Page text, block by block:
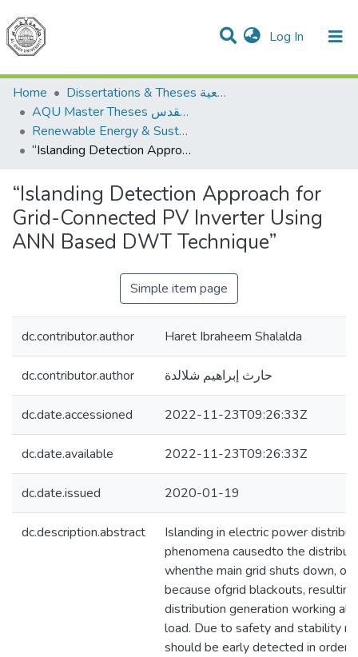
Log In (current)
Communities & Collections
All of DSpace
Home
Dissertations & Theses الرسائل الجامعية
AQU Master Theses الرسائل الجامعية الخاصة بجامعة القدس
Renewable Energy & Sustainability الطاقة المتجددة والاستدامة
“Islanding Detection Approach for Grid-Connected PV Inverter Using ANN Based DWT Technique”
“Islanding Detection Approach for
Grid-Connected PV Inverter Using
ANN Based DWT Technique”
Simple item page
dc.contributor.author Haret Ibraheem Shalalda
dc.contributor.author حارث إبراهيم شلالدة
dc.date.accessioned 2022-11-23T09:26:33Z
dc.date.available 2022-11-23T09:26:33Z
dc.date.issued 2020-01-19
dc.description.abstract
Islanding in electric power
phenomena causedto the
whenthe main grid shuts down, or
because ofgrid blackouts,
distribution generation working
load. Due to safety and stability
should be early detected in order